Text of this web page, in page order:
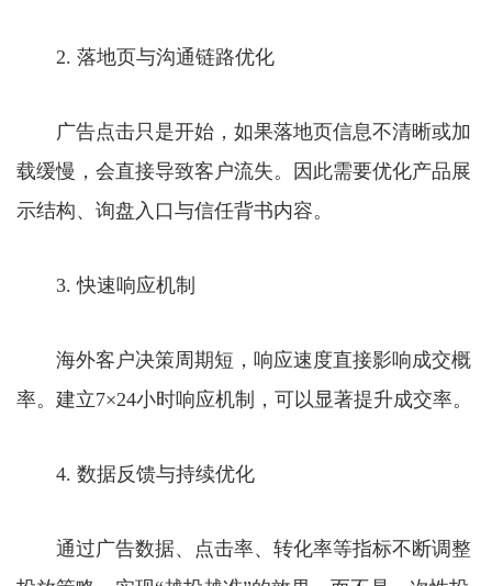
2. 落地页与沟通链路优化
广告点击只是开始，如果落地页信息不清晰或加
载缓慢，会直接导致客户流失。因此需要优化产品展
示结构、询盘入口与信任背书内容。
3. 快速响应机制
海外客户决策周期短，响应速度直接影响成交概
率。建立7×24小时响应机制，可以显著提升成交率。
4. 数据反馈与持续优化
通过广告数据、点击率、转化率等指标不断调整